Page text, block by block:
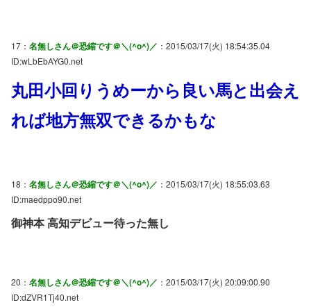
17： 名無しさん＠恐縮です＠＼(^o^)／ ：2015/03/17(火) 18:54:35.04
ID:wLbEbAYG0.net
丸田小回りうめーから良い馬と出会え
れば地方無双できるかもな
18： 名無しさん＠恐縮です＠＼(^o^)／ ：2015/03/17(火) 18:55:03.63
ID:maedppo90.net
御神本 高知デビュー待った無し
20： 名無しさん＠恐縮です＠＼(^o^)／ ：2015/03/17(火) 20:09:00.90
ID:dZVR1Tj40.net